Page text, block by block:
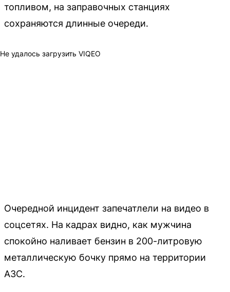
топливом, на заправочных станциях
сохраняются длинные очереди.
Не удалось загрузить VIQEO
Очередной инцидент запечатлели на видео в
соцсетях. На кадрах видно, как мужчина
спокойно наливает бензин в 200-литровую
металлическую бочку прямо на территории
АЗС.